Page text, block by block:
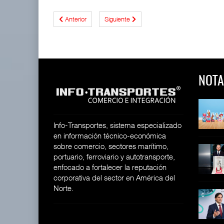
Anterior Siguiente
Info-Transportes, sistema especializado
en información técnico-económica
sobre comercio, sectores marítimo,
portuario, ferroviario y autotransporte,
enfocado a fortalecer la reputación
corporativa del sector en América del
Norte.
Lala Yomi® y Toy Story
Industria tequilera presenta
l
28 JUL 2026
Toyota GR Yaris Aero
MG GO! y MG Cyber
Concept: Los
21 JUL 2026